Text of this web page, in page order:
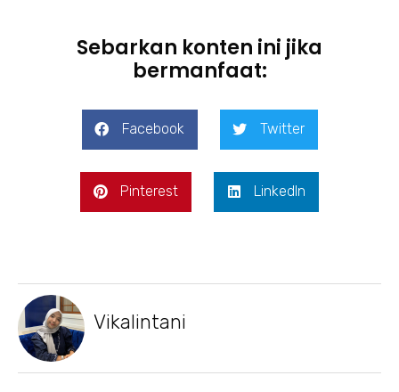
Sebarkan konten ini jika
bermanfaat:
Facebook Twitter
Pinterest LinkedIn
Vikalintani